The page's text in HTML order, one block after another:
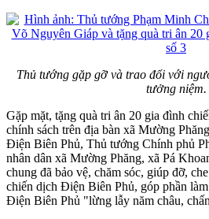
Thủ tướng gặp gỡ và trao đổi với
tưởng niệm.
Gặp mặt, tặng quà tri ân 20 gia đình
chính sách trên địa bàn xã Mường
Điện Biên Phủ, Thủ tướng Chính phủ
nhân dân xã Mường Phăng, xã Pá
chung đã bảo vệ, chăm sóc, giúp đỡ,
chiến dịch Điện Biên Phủ, góp phần
Điện Biên Phủ "lừng lẫy năm châu,